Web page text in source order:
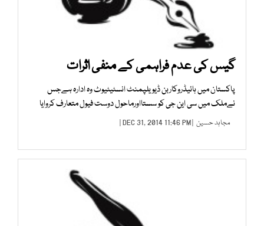
گیس کی عدم فراہمی کے منفی اثرات
پاکستان میں ہائیڈروکاربن ڈیویلپمنٹ انسٹیٹیوٹ وہ ادارہ ہےجس
نےملک میں سی این جی کو سستااورماحول دوست فیول متعارف کروایا
مجاہد حسین | DEC 31, 2014 11:46 PM |